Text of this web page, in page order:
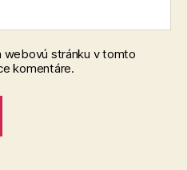
webovú stránku v tomto
komentáre.